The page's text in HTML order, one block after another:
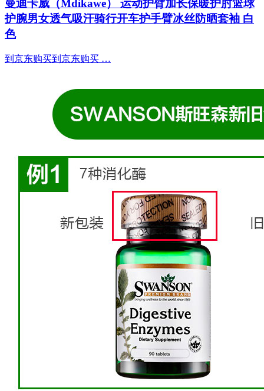
曼迪卡威（Mdikawe） 运动护臂加长保暖护肘篮球
护腕男女透气吸汗骑行开车护手臂冰丝防晒套袖 白
色
到京东购买到京东购买 …